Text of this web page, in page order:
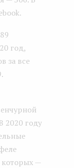
год,
за все
2020 году
—